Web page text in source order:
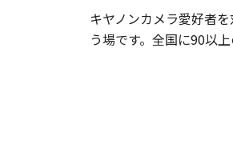
キヤノンカメラ愛好者
う場です。全国に90以